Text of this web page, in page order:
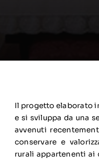
Il progetto elaborato
e si sviluppa da una
avvenuti
conservare e
rurali appartenenti ai